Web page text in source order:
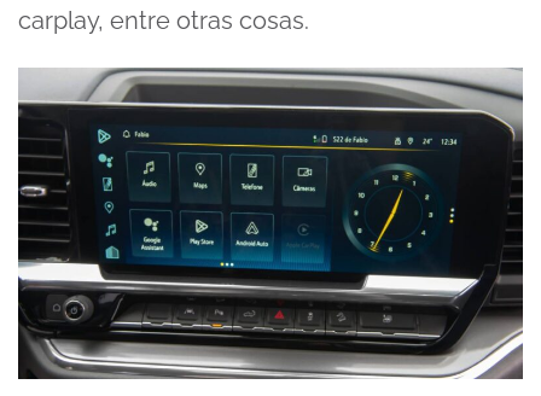
carplay, entre otras cosas.